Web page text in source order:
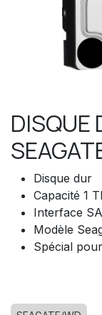
DISQUE
Disque dur
Capacité 1
Interface
Modèle
Spécial